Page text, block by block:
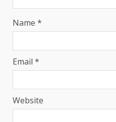
Name *
Email *
Website